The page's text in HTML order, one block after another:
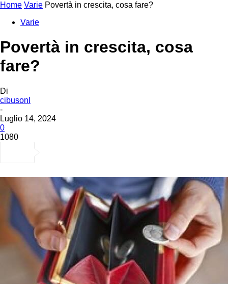
Home Varie Povertà in crescita, cosa fare?
Varie
Povertà in crescita, cosa
fare?
Di
cibusonl
-
Luglio 14, 2024
0
1080